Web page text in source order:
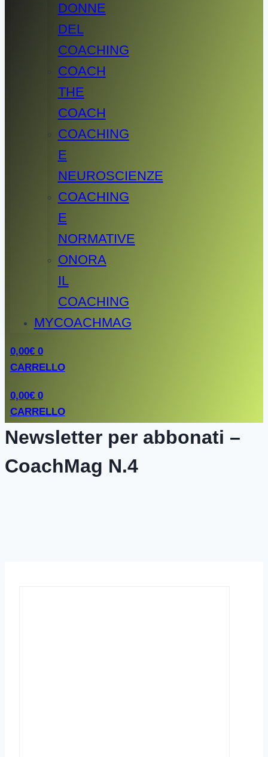
DONNE
DEL
COACHING
COACH
THE
COACH
COACHING
E
NEUROSCIENZE
COACHING
E
NORMATIVE
ONORA
IL
COACHING
MYCOACHMAG
0,00€ 0
CARRELLO
0,00€ 0
CARRELLO
Newsletter per abbonati –
CoachMag N.4